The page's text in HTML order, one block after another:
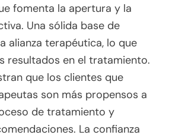
fomenta la apertura y la
Una sólida base de
alianza terapéutica, lo que
resultados en el tratamiento.
que los clientes que
son más propensos a
de tratamiento y
La confianza